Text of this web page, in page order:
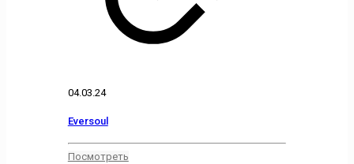
04.03.24
Eversoul
Посмотреть